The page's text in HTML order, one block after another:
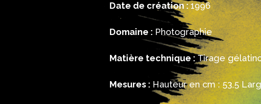
Date de création :1996
Domaine : Photographie
Matière technique : Tirage
Mesures : Hauteur en cm : 53,5